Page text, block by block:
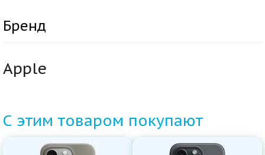
Бренд
Apple
С этим товаром покупают